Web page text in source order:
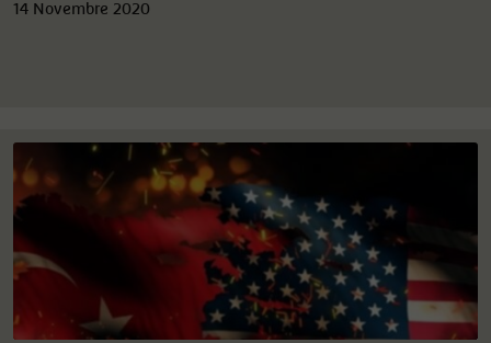
14 Novembre 2020